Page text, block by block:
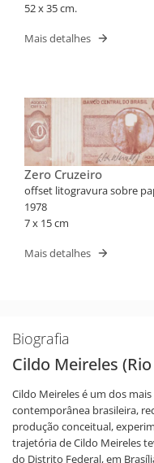
52 x 35 cm.
Mais detalhes
Zero Cruzeiro
offset litogravura sobre
1978
7 x 15 cm
Mais detalhes
Biografia
Cildo Meireles
Cildo Meireles é um dos
contemporânea brasileira,
produção conceitual,
trajetória de Cildo Meireles
do Distrito Federal, em